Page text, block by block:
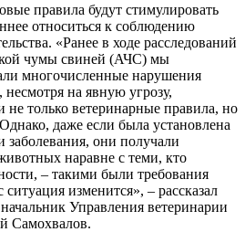
правила будут стимулировать
относиться к соблюдению
«Ранее в ходе расследований
чумы свиней (АЧС) мы
многочисленные нарушения
несмотря на явную угрозу,
только ветеринарные правила, но
даже если была установлена
они получали
наравне с теми, кто
– такими были требования
ситуация изменится», – рассказал
Управления ветеринарии
Самохвалов.